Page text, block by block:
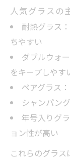
フト
人気グラスの
耐熱グラス
ちやすい
ダブルウォ
をキープしやす
ペアグラス
シャンパン
年号入りグ
ョン性が高い
これらのグラ